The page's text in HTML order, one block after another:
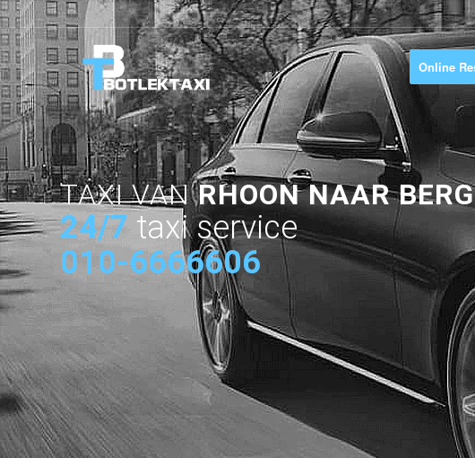
Online
TAXI VANRHOON NAAR
24/7 taxi service
010-6666606